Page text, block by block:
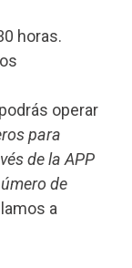
horas.
operar
para
de la APP
de
a